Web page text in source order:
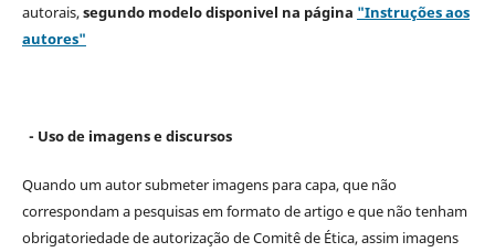
autorais,segundo modelodisponivel na página "Instruções aos
autores"
- Uso de imagens e discursos
Quando um autor submeter imagens para capa, que não
correspondam a pesquisas em formato de artigo e que não tenham
obrigatoriedade de autorização de Comitê de Ética, assim imagens